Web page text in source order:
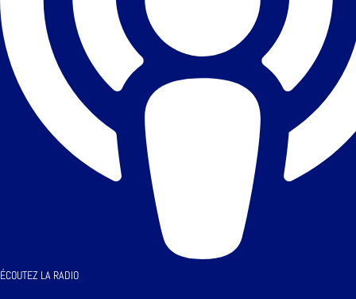
ÉCOUTEZ LA RADIO